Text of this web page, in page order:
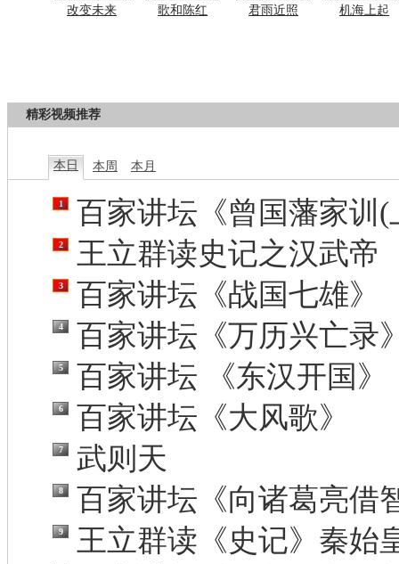
改变未来
歌和陈红
君雨近照
机海上起
精彩视频推荐
本日 本周 本月
1 百家讲坛《曾国藩家训(
2 王立群读史记之汉武帝
3 百家讲坛《战国七雄》
4 百家讲坛《万历兴亡录
5 百家讲坛 《东汉开国》
6 百家讲坛《大风歌》
7 武则天
8 百家讲坛《向诸葛亮借
9 王立群读《史记》秦始